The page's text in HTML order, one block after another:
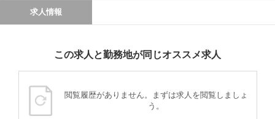
求人情報
この求人と勤務地が同じオススメ求人
閲覧履歴がありません。まずは求人を閲覧しましょ
う。